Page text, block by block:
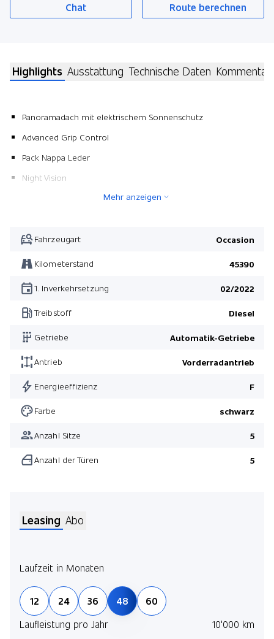
Chat Route berechnen
Highlights Ausstattung Technische Daten Kommentar
Panoramadach mit elektrischem Sonnenschutz
Advanced Grip Control
Pack Nappa Leder
Night Vision
Pack Nappa Leder
Mehr anzeigen
Fahrzeugart Occasion
Kilometerstand 45390
1. Inverkehrsetzung 02/2022
Treibstoff Diesel
Getriebe Automatik-Getriebe
Antrieb Vorderradantrieb
Energieeffizienz F
Farbe schwarz
Anzahl Sitze 5
Anzahl der Türen 5
Leasing Abo
Laufzeit in Monaten
12 24 36 48
60
Laufleistung pro Jahr
10'000 km